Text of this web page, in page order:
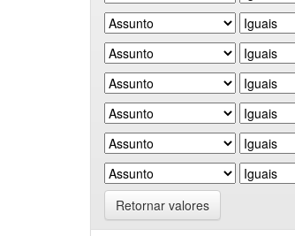
Retornar valores